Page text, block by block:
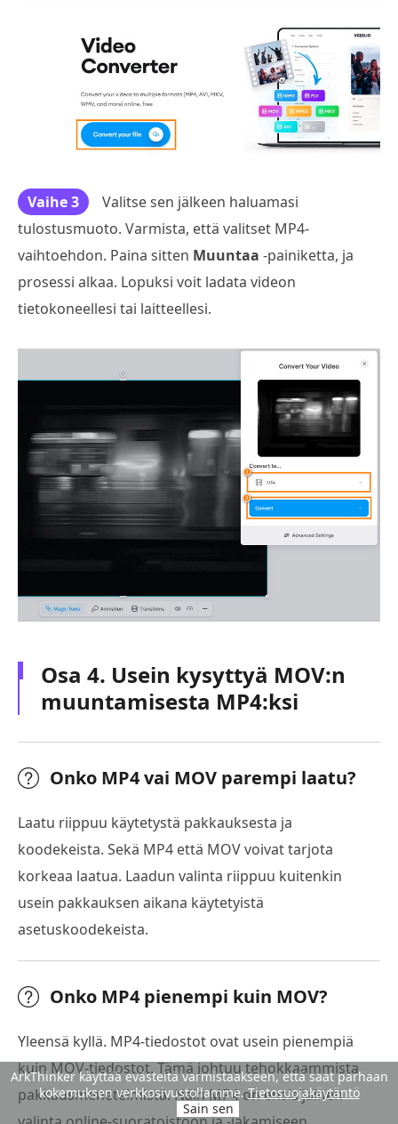
Vaihe 3
Valitse sen jälkeen haluamasi
tulostusmuoto. Varmista, että valitset MP4-
vaihtoehdon. Paina sitten Muuntaa -painiketta, ja
prosessi alkaa. Lopuksi voit ladata videon
tietokoneellesi tai laitteellesi.
Osa 4. Usein kysyttyä MOV:n
muuntamisesta MP4:ksi
Onko MP4 vai MOV parempi laatu?
Laatu riippuu käytetystä pakkauksesta ja
koodekeista. Sekä MP4 että MOV voivat tarjota
korkeaa laatua. Laadun valinta riippuu kuitenkin
usein pakkauksen aikana käytetyistä
asetuskoodekeista.
Onko MP4 pienempi kuin MOV?
Yleensä kyllä. MP4-tiedostot ovat usein pienempiä
kuin MOV-tiedostot. Tämä johtuu tehokkaammista
pakkausmenetelmistä. Näin MP4 on ensisijainen
ArkThinker käyttää evästeitä varmistaakseen, että saat parhaan
kokemuksen verkkosivustollamme.Tietosuojakäytäntö
Sain sen